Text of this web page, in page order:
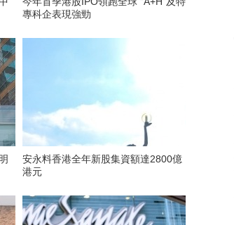
專科企表現強勁
安永料香港全年新股集資額達2800億
港元